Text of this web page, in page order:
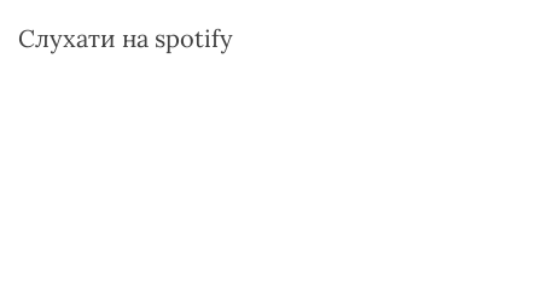
Слухати на spotify